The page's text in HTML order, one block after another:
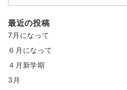
索：
最近の投稿
7月になって
６月になって
４月新学期
3月